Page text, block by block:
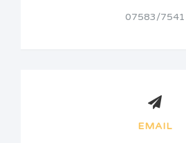
07583/7541
EMAIL